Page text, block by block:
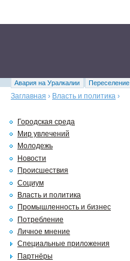
Авария на Уралкалии Переселение
Заглавная › Власть и политика ›
Городская среда
Мир увлечений
Молодежь
Новости
Происшествия
Социум
Власть и политика
Промышленность и бизнес
Потребление
Личное мнение
Специальные приложения
Партнёры